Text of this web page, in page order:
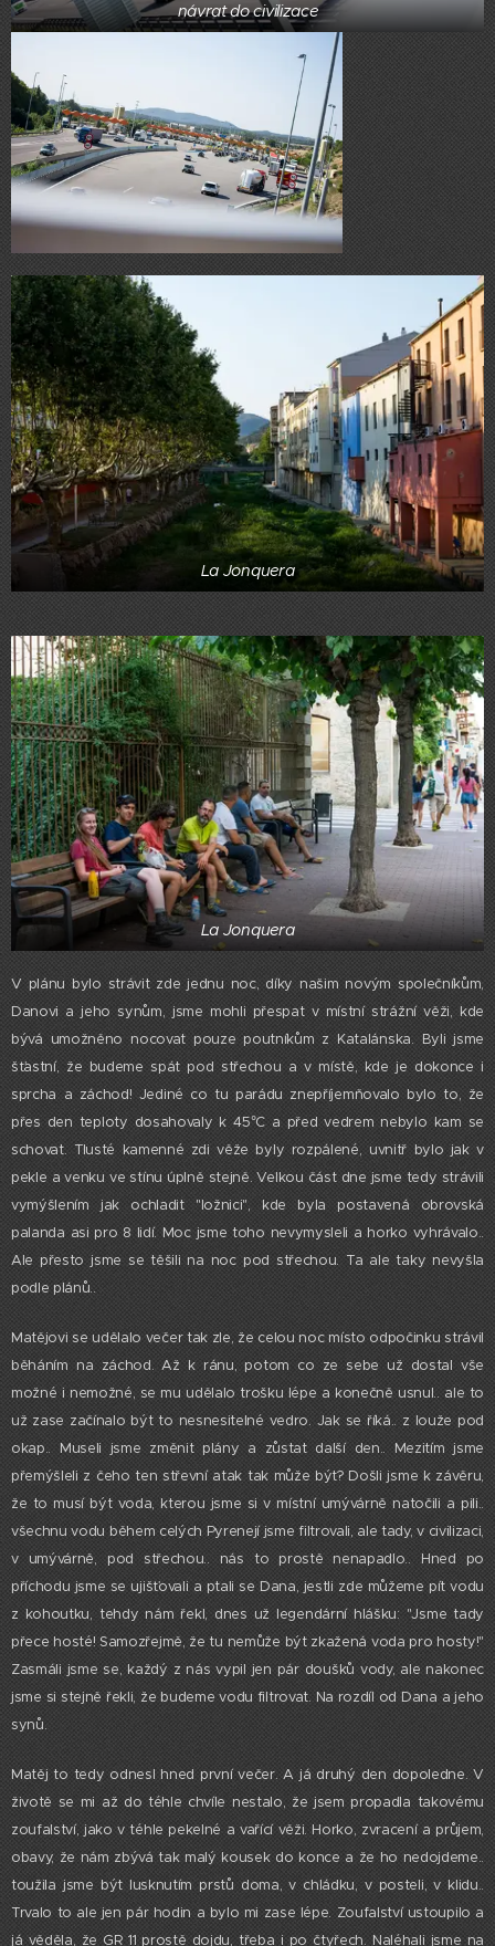
návrat do civilizace
La Jonquera
La Jonquera
V plánu bylo strávit zde jednu noc, díky našim novým společníkům,
Danovi a jeho synům, jsme mohli přespat v místní strážní věži, kde
bývá umožněno nocovat pouze poutníkům z Katalánska. Byli jsme
šťastní, že budeme spát pod střechou a v místě, kde je dokonce i
sprcha a záchod! Jediné co tu parádu znepříjemňovalo bylo to, že
přes den teploty dosahovaly k 45°C a před vedrem nebylo kam se
schovat. Tlusté kamenné zdi věže byly rozpálené, uvnitř bylo jak v
pekle a venku ve stínu úplně stejně. Velkou část dne jsme tedy strávili
vymýšlením jak ochladit "ložnici", kde byla postavená obrovská
palanda asi pro 8 lidí. Moc jsme toho nevymysleli a horko vyhrávalo..
Ale přesto jsme se těšili na noc pod střechou. Ta ale taky nevyšla
podle plánů..
Matějovi se udělalo večer tak zle, že celou noc místo odpočinku strávil
běháním na záchod. Až k ránu, potom co ze sebe už dostal vše
možné i nemožné, se mu udělalo trošku lépe a konečně usnul.. ale to
už zase začínalo být to nesnesitelné vedro. Jak se říká.. z louže pod
okap.. Museli jsme změnit plány a zůstat další den.. Mezitím jsme
přemýšleli z čeho ten střevní atak tak může být? Došli jsme k závěru,
že to musí být voda, kterou jsme si v místní umývárně natočili a pili..
všechnu vodu během celých Pyrenejí jsme filtrovali, ale tady, v civilizaci,
v umývárně, pod střechou.. nás to prostě nenapadlo.. Hned po
příchodu jsme se ujišťovali a ptali se Dana, jestli zde můžeme pít vodu
z kohoutku, tehdy nám řekl, dnes už legendární hlášku: "Jsme tady
přece hosté! Samozřejmě, že tu nemůže být zkažená voda pro hosty!"
Zasmáli jsme se, každý z nás vypil jen pár doušků vody, ale nakonec
jsme si stejně řekli, že budeme vodu filtrovat. Na rozdíl od Dana a jeho
synů.
Matěj to tedy odnesl hned první večer. A já druhý den dopoledne. V
životě se mi až do téhle chvíle nestalo, že jsem propadla takovému
zoufalství, jako v téhle pekelné a vařící věži. Horko, zvracení a průjem,
obavy, že nám zbývá tak malý kousek do konce a že ho nedojdeme..
toužila jsme být lusknutím prstů doma, v chládku, v posteli, v klidu..
Trvalo to ale jen pár hodin a bylo mi zase lépe. Zoufalství ustoupilo a
já věděla, že GR 11 prostě dojdu, třeba i po čtyřech. Naléhali jsme na